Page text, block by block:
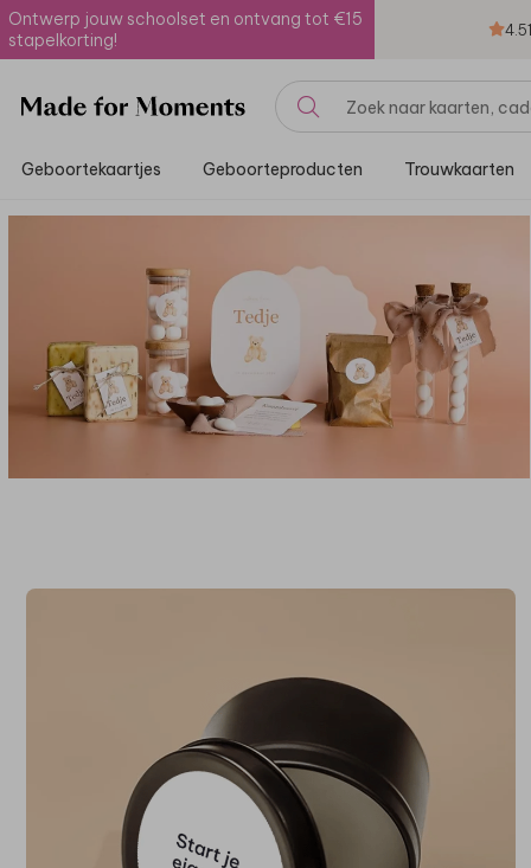
Ontwerp jouw schoolset en ontvang tot €15
stapelkorting!
4.51
Geboortekaartjes Geboorteproducten Trouwkaarten